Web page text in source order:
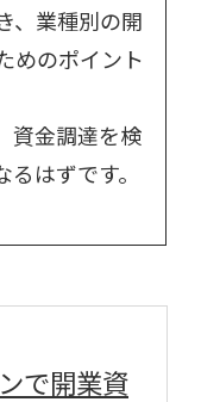
、業種別の開
めのポイント
資金調達を検
はずです。
で開業資